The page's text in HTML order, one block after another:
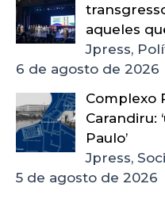
aqueles
Jpress,
6 de agosto de 2026
Complexo
Carandiru:
Paulo’
Jpress,
5 de agosto de 2026